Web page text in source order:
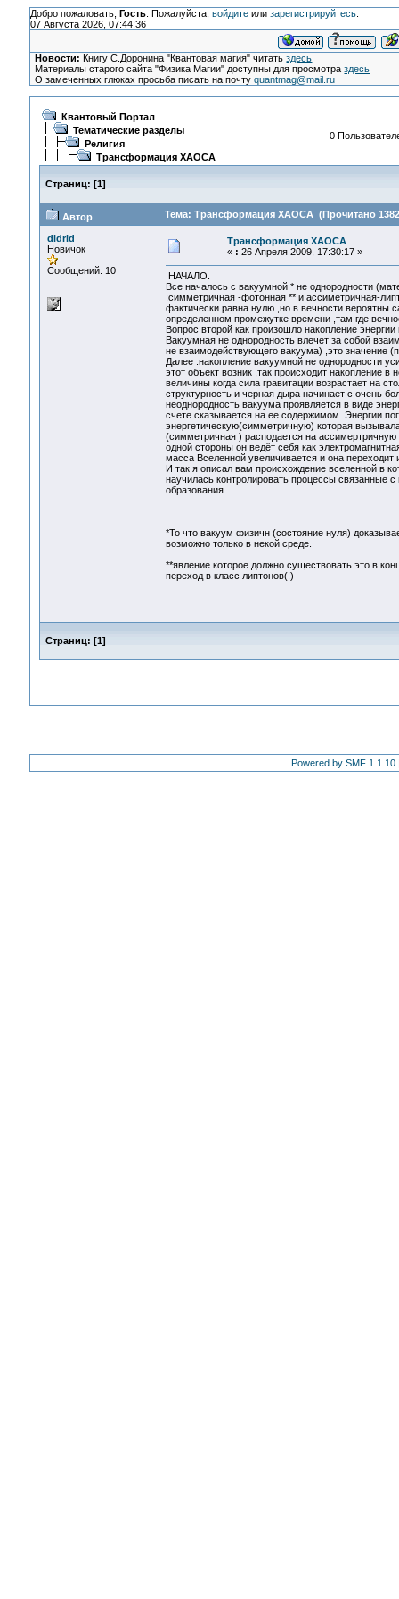
Добро пожаловать, Гость. Пожалуйста, войдитеили зарегистрируйтесь.
07 Августа 2026, 07:44:36
Новости: Книгу С.Доронина "Квантовая магия" читатьздесь
Материалы старого сайта "Физика Магии" доступны для просмотраздесь
О замеченных глюках просьба писать на почтуquantmag@mail.ru
Квантовый Портал
Тематические разделы
Религия
Трансформация ХАОСА
0
Страниц: [1]
Автор Тема: Трансформация ХАОСА (Прочитано
didrid
Новичок
Сообщений: 10
Трансформация ХАОСА
« : 26 Апреля 2009, 17:30:17 »
НАЧАЛО.
Все началось с вакуумной * не однородности
:симметричная -фотонная ** и ассиметричная-
фактически равна нулю ,но в вечности вероятны
определенном промежутке времени ,там где
Вопрос второй как произошло накопление
Вакуумная не однородность влечет за собой
не взаимодействующего вакуума) ,это значение
Далее .накопление вакуумной не однородности
этот объект возник ,так происходит накопление
величины когда сила гравитации возрастает на
структурность и черная дыра начинает с очень
неоднородность вакуума проявляется в виде
счете сказывается на ее содержимом. Энергии
энергетическую(симметричную) которая
(симметричная ) расподается на ассимертричную
одной стороны он ведёт себя как
масса Вселенной увеличивается и она переходит
И так я описал вам происхождение вселенной в
научилась контролировать процессы связанные
образования .
*То что вакуум физичн (состояние нуля)
возможно только в некой среде.
**явление которое должно существовать это в
переход в класс липтонов(!)
Страниц: [1]
Powered by SMF 1.1.10